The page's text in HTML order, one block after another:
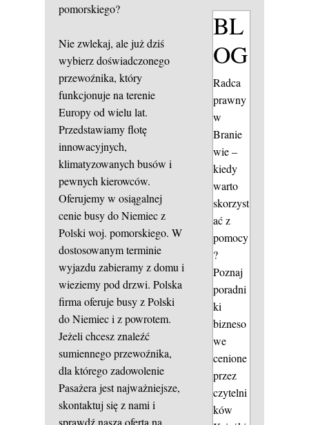
pomorskiego?
Nie zwlekaj, ale już dziś
wybierz doświadczonego
przewoźnika, który
funkcjonuje na terenie
Europy od wielu lat.
Przedstawiamy flotę
innowacyjnych,
klimatyzowanych busów i
pewnych kierowców.
Oferujemy w osiągalnej
cenie busy do Niemiec z
Polski woj. pomorskiego. W
dostosowanym terminie
wyjazdu zabieramy z domu i
wieziemy pod drzwi. Polska
firma oferuje busy z Polski
do Niemiec i z powrotem.
Jeżeli chcesz znaleźć
sumiennego przewoźnika,
dla którego zadowolenie
Pasażera jest najważniejsze,
skontaktuj się z nami i
sprawdź naszą ofertą na
BL
OG
Radca
prawny
w
Branie
wie –
kiedy
warto
skorzyst
ać z
pomocy
?
Poznaj
poradni
ki
bizneso
we
cenione
przez
czytelni
ków